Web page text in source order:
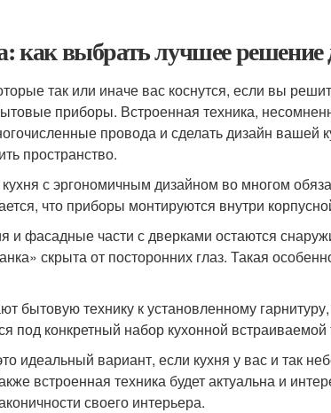
как выбрать лучшее
так или иначе вас коснутся, если вы
приборы. Встроенная техника,
провода и сделать дизайн вашей
пространство.
с эргономичным дизайном во многом
что приборы монтируются внутри
и фасадные части с дверками остаются
скрыта от посторонних глаз. Такая
бытовую технику к установленному
под конкретный набор кухонной встраиваемой
идеальный вариант, если кухня у вас и так
встроенная техника будет актуальна и
своего интерьера.